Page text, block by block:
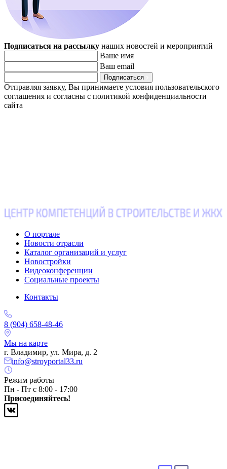
Подписаться на рассылку наших новостей и мероприятий
Ваше имя
Ваш email
Подписаться
Отправляя заявку, Вы принимаете условия пользовательского
соглашения и согласны с политикой конфиденциальности
сайта
О портале
Новости отрасли
Каталог организаций и услуг
Новостройки
Видеоконференции
Социальные проекты
Контакты
8 (904) 658-48-46
Мы на карте
г. Владимир, ул. Мира, д. 2
info@stroyportal33.ru
Режим работы
Пн - Пт с 8:00 - 17:00
Присоединяйтесь!